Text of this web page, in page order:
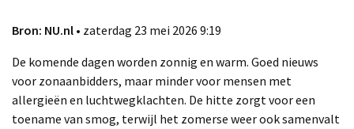
Bron: NU.nl • zaterdag 23 mei 2026 9:19
De komende dagen worden zonnig en warm. Goed nieuws
voor zonaanbidders, maar minder voor mensen met
allergieën en luchtwegklachten. De hitte zorgt voor een
toename van smog, terwijl het zomerse weer ook samenvalt